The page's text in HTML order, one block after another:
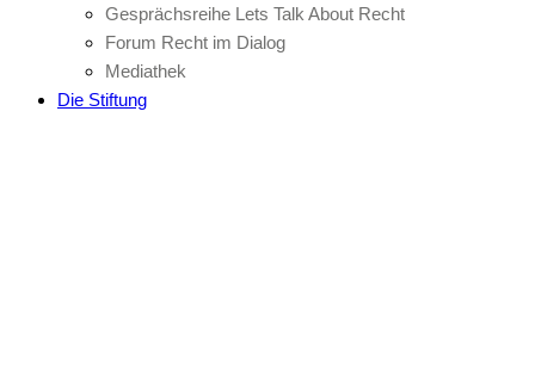
Gesprächsreihe Lets Talk About Recht
Forum Recht im Dialog
Mediathek
Die Stiftung